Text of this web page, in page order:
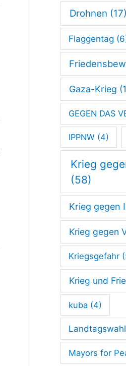
Drohnen (17)
Flaggentag
Gaza-Krieg
GEGEN DAS
IPPNW (4)
Krieg
(58)
Krieg gegen
Krieg gegen
Kriegsgefahr
Krieg und
kuba (4)
Mayors for